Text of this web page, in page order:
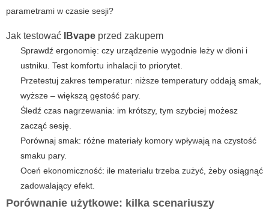
parametrami w czasie sesji?
Jak testować IBvape przed zakupem
Sprawdź ergonomię: czy urządzenie wygodnie leży w dłoni i
ustniku. Test komfortu inhalacji to priorytet.
Przetestuj zakres temperatur: niższe temperatury oddają smak,
wyższe – większą gęstość pary.
Śledź czas nagrzewania: im krótszy, tym szybciej możesz
zacząć sesję.
Porównaj smak: różne materiały komory wpływają na czystość
smaku pary.
Oceń ekonomiczność: ile materiału trzeba zużyć, żeby osiągnąć
zadowalający efekt.
Porównanie użytkowe: kilka scenariuszy